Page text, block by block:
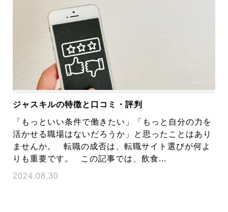
ジャスキルの特徴と口コミ・評判
「もっといい条件で働きたい」「もっと自分の力を
活かせる職場はないだろうか」と思ったことはあり
ませんか。 転職の成否は、転職サイト選びが何よ
りも重要です。 この記事では、飲食...
2024.08.30